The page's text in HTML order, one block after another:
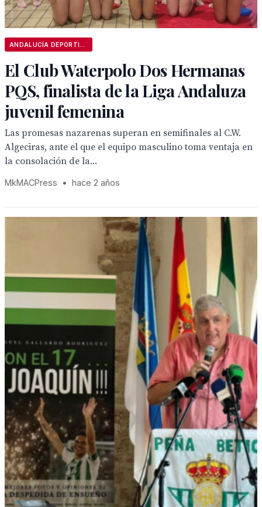
El Club Waterpolo Dos Hermanas
PQS, finalista de la Liga Andaluza
juvenil femenina
Las promesas nazarenas superan en semifinales al C.W.
Algeciras, ante el que el equipo masculino toma ventaja en
la consolación de la...
MkMACPress • hace 2 años